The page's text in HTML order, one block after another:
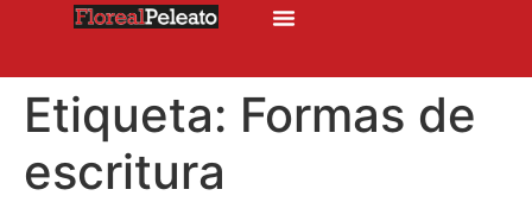
Etiqueta: Formas de
escritura